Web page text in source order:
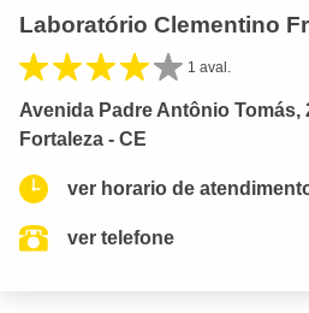
Laboratório Clementino
1 aval.
Avenida Padre Antônio Tomás,
Fortaleza - CE
ver horario de
ver telefone